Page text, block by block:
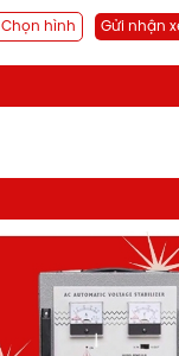
Chọn hình Gửi nhận